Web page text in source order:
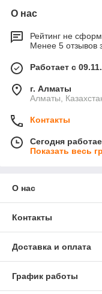
О нас
Рейтинг не
Менее 5 отзывов
Работает с
г. Алматы
Алматы,
Контакты
Сегодня
Показать весь
О нас
Контакты
Доставка и оплата
График работы